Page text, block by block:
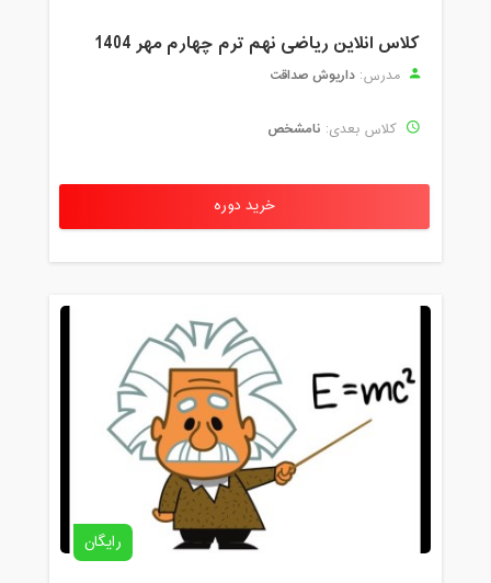
کلاس انلاین ریاضی نهم ترم چهارم مهر 1404
مدرس: داریوش صداقت
کلاس بعدی: نامشخص
خرید دوره
رایگان